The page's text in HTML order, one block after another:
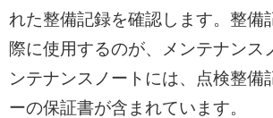
れた整備記録を確認します。整備
際に使用するのが、メンテナンス
ンテナンスノートには、点検整備
ーの保証書が含まれています。